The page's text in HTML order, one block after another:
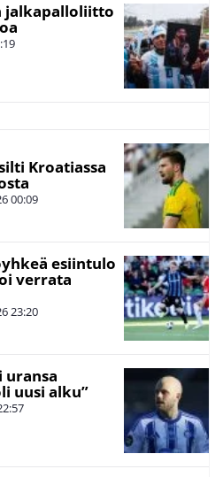
jalkapalloliitto
Kroatiassa
00:09
esiintulo
verrata
23:20
uransa
uusi alku”